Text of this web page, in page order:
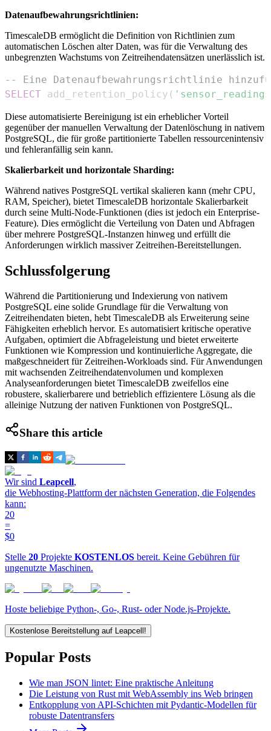
Datenaufbewahrungsrichtlinien:
TimescaleDB ermöglicht die Definition von Richtlinien zum
automatischen Löschen alter Daten, was für die Verwaltung des
unbegrenzten Wachstums von Zeitreihendatensätzen unerlässlich ist.
-- Eine Datenaufbewahrungsrichtlinie
SELECT add_retention_policy (
Diese automatisierte Bereinigung ist ein erheblicher Vorteil
gegenüber der manuellen Verwaltung der Datenlöschung in nativem
PostgreSQL, die für große partitionierte Tabellen ressourcenintensiv
und fehleranfällig sein kann.
Skalierbarkeit und horizontale Sharding:
Während natives PostgreSQL vertikal skalieren kann (mehr CPU,
RAM, Speicher), bietet TimescaleDB horizontale Skalierbarkeit
durch seine Multi-Node-Funktionen (dies ist jedoch ein Enterprise-
Feature). Dies ermöglicht die Verteilung von Daten und Abfragen
über mehrere PostgreSQL-Instanzen hinweg und erfüllt die
Anforderungen wirklich massiver Zeitreihen-Bereitstellungen.
Schlussfolgerung
Während die Partitionierung und Indexierung von nativem
PostgreSQL eine solide Grundlage für die Verwaltung von
Zeitreihendaten bieten, hebt TimescaleDB als Erweiterung seine
Fähigkeiten erheblich hervor. Es automatisiert kritische operative
Aufgaben, optimiert die Abfrageleistung und bietet erweiterte
Funktionen wie Kompression und kontinuierliche Aggregate, die
maßgeschneidert für Zeitreihen-Workloads sind. Für Anwendungen
mit wachsenden Zeitreihendatenvolumen und komplexen
Analyseanforderungen bietet TimescaleDB zweifellos eine
robustere, skalierbarere und betrieblich effizientere Lösung als die
alleinige Nutzung der nativen Funktionen von PostgreSQL.
Share this article
Wir sind Leapcell,
die Webhosting-Plattform der nächsten Generation, die Folgendes
kann:
20
=
$0
Stelle 20 Projekte KOSTENLOS bereit. Keine Gebühren für
ungenutzte Maschinen.
Hoste beliebige Python-, Go-, Rust- oder Node.js-Projekte.
Kostenlose Bereitstellung auf Leapcell!
Popular Posts
Wie man JSON lintet: Eine praktische Anleitung
Die Leistung von Rust mit WebAssembly ins Web bringen
Entkopplung von API-Schichten mit Pydantic-Modellen für
robuste Datentransfers